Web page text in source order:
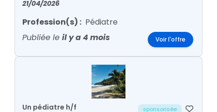
21/04/2026
Profession(s) : Pédiatre
Publiée le il y a 4 mois Voir l'offre
Un pédiatre h/f sponsorisée